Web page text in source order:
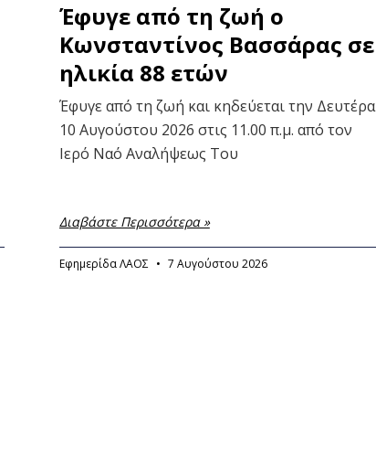
Έφυγε από τη ζωή ο
Κωνσταντίνος Βασσάρας σε
ηλικία 88 ετών
Έφυγε από τη ζωή και κηδεύεται την Δευτέρα
10 Αυγούστου 2026 στις 11.00 π.μ. από τον
Ιερό Ναό Αναλήψεως Του
Διαβάστε Περισσότερα »
Εφημερίδα ΛΑΟΣ 7 Αυγούστου 2026